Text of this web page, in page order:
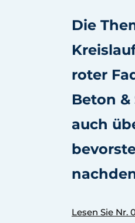
Die
roter
Beton
auch
Lesen Sie Nr.